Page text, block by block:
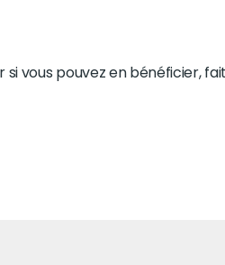
vous pouvez en bénéficier,